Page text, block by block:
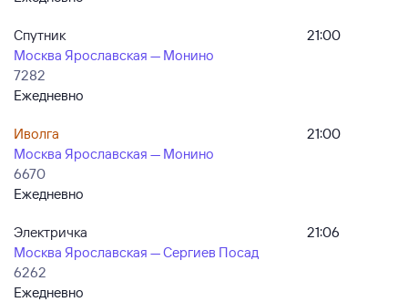
Спутник
Москва Ярославская — Монино
7282
Ежедневно
21:00
Иволга
Москва Ярославская — Монино
6670
Ежедневно
21:00
Электричка
Москва Ярославская — Сергиев Посад
6262
Ежедневно
21:06